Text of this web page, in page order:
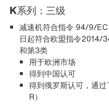
适配器
长期保修
K系列：三级
减速机符合指令 94/9/
日起符合欧盟指令2014/
和第3类
用于欧洲市场
得到中国认可
得到俄罗斯认可，通
R）